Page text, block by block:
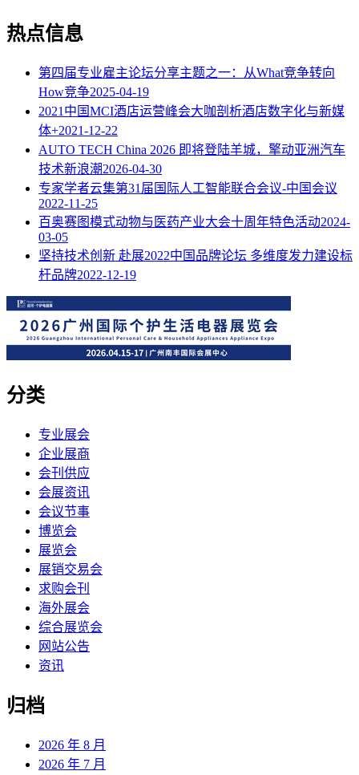
热点信息
第四届专业雇主论坛分享主题之一：从What竞争转向
How竞争2025-04-19
2021中国MCI酒店运营峰会大咖剖析酒店数字化与新媒
体+2021-12-22
AUTO TECH China 2026 即将登陆羊城，擎动亚洲汽车
技术新浪潮2026-04-30
专家学者云集第31届国际人工智能联合会议-中国会议
2022-11-25
百奥赛图模式动物与医药产业大会十周年特色活动2024-
03-05
坚持技术创新 赴展2022中国品牌论坛 多维度发力建设标
杆品牌2022-12-19
分类
专业展会
企业展商
会刊供应
会展资讯
会议节事
博览会
展览会
展销交易会
求购会刊
海外展会
综合展览会
网站公告
资讯
归档
2026 年 8 月
2026 年 7 月